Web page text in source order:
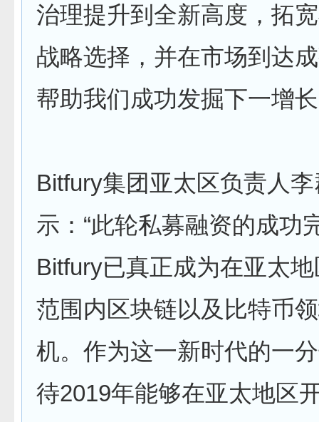
治理提升到全新高度，拓
战略选择，并在市场到达
帮助我们成功发掘下一增
Bitfury集团亚太区负责人
示：“此轮私募融资的成功
Bitfury已真正成为在亚太
范围内区块链以及比特币
机。作为这一新时代的一
待2019年能够在亚太地区